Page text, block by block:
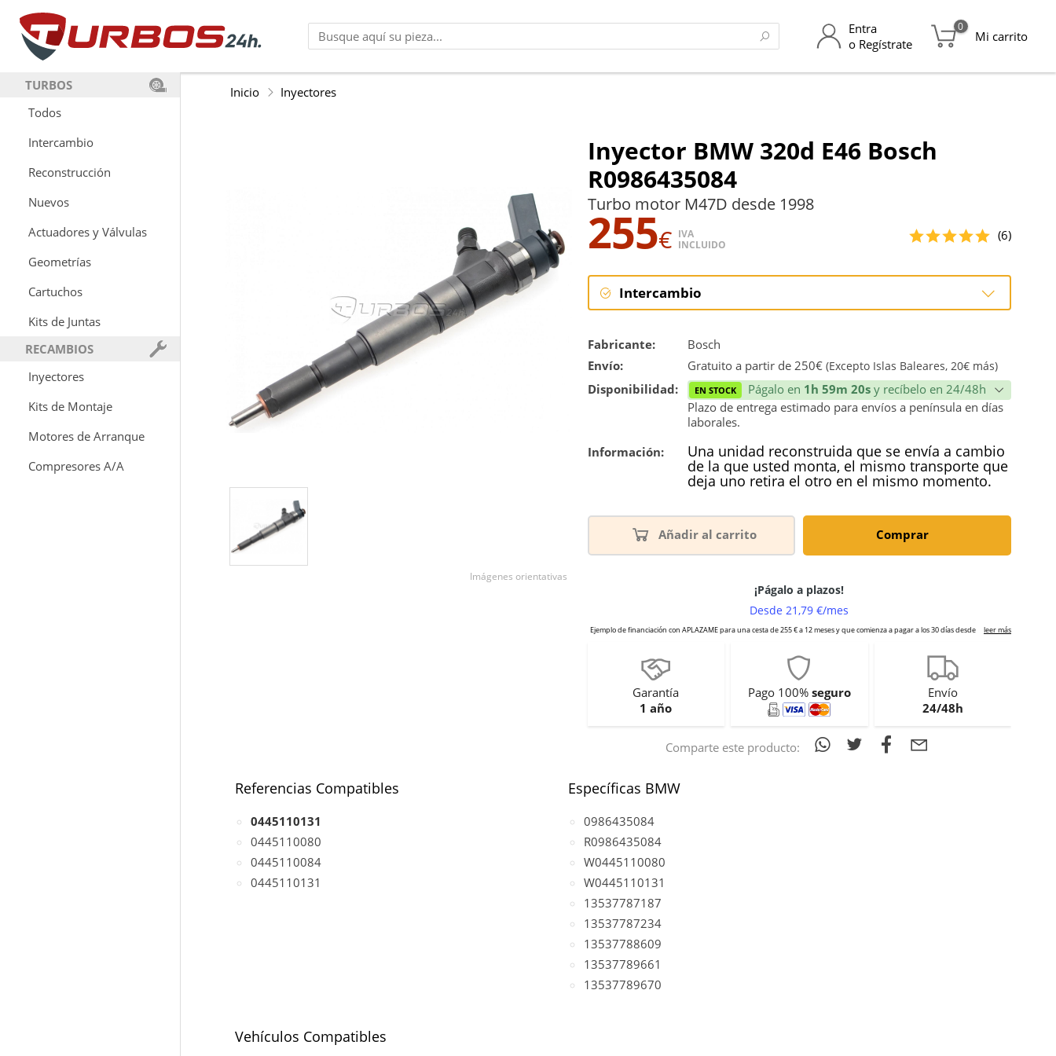
Entra
o Regístrate
0
Mi carrito
TURBOS
Todos
Intercambio
Reconstrucción
Nuevos
Actuadores y Válvulas
Geometrías
Cartuchos
Kits de Juntas
RECAMBIOS
Inyectores
Kits de Montaje
Motores de Arranque
Compresores A/A
Inicio Inyectores
Inyector BMW 320d E46 Bosch
R0986435084
Turbo motor M47D desde 1998
255€ IVA
INCLUIDO
(6)
Intercambio
Fabricante:
Bosch
Envío:
Gratuito a partir de 250€ (Excepto Islas Baleares, 20€ más)
Disponibilidad: EN STOCK Págalo en 1h 59m 19s y recíbelo en 24/48h
Plazo de entrega estimado para envíos a península en días
laborales.
Información:
Una unidad reconstruida que se envía a cambio
de la que usted monta, el mismo transporte que
deja uno retira el otro en el mismo momento.
Añadir al carrito Comprar
Garantía
1 año
Pago 100% seguro
Envío
24/48h
Comparte este producto:
Imágenes orientativas
Referencias Compatibles
0445110131
0445110080
0445110084
0445110131
Específicas BMW
0986435084
R0986435084
W0445110080
W0445110131
13537787187
13537787234
13537788609
13537789661
13537789670
Vehículos Compatibles